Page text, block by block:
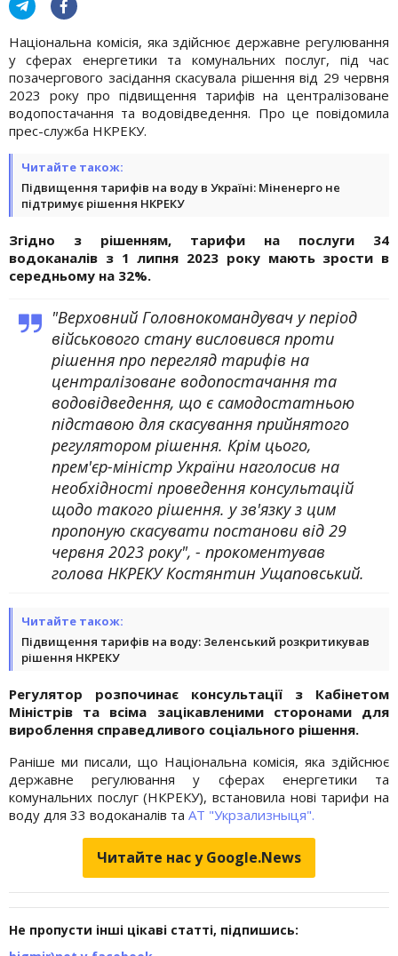
Національна комісія, яка здійснює державне регулювання
у сферах енергетики та комунальних послуг, під час
позачергового засідання скасувала рішення від 29 червня
2023 року про підвищення тарифів на централізоване
водопостачання та водовідведення. Про це повідомила
прес-служба НКРЕКУ.
Читайте також:
Підвищення тарифів на воду в Україні: Міненерго не
підтримує рішення НКРЕКУ
Згідно з рішенням, тарифи на послуги 34
водоканалів з 1 липня 2023 року мають зрости в
середньому на 32%.
"Верховний Головнокомандувач у період
військового стану висловився проти
рішення про перегляд тарифів на
централізоване водопостачання та
водовідведення, що є самодостатньою
підставою для скасування прийнятого
регулятором рішення. Крім цього,
прем'єр-міністр України наголосив на
необхідності проведення консультацій
щодо такого рішення. у зв'язку з цим
пропоную скасувати постанови від 29
червня 2023 року", - прокоментував
голова НКРЕКУ Костянтин Ущаповський.
Читайте також:
Підвищення тарифів на воду: Зеленський розкритикував
рішення НКРЕКУ
Регулятор розпочинає консультації з Кабінетом
Міністрів та всіма зацікавленими сторонами для
вироблення справедливого соціального рішення.
Раніше ми писали, що Національна комісія, яка здійснює
державне регулювання у сферах енергетики та
комунальних послуг (НКРЕКУ), встановила нові тарифи на
воду для 33 водоканалів та АТ "Укрзализныця".
Читайте нас у Google.News
Не пропусти інші цікаві статті, підпишись: